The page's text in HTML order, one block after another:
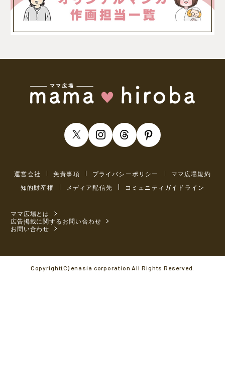
運営会社 免責事項 プライバシーポリシー
ママ広場規約
知的財産権
メディア配信先 コミュニティガイドライン
ママ広場とは
広告掲載に関するお問い合わせ
お問い合わせ
Copyright(C) enasia corporation All Rights Reserved.